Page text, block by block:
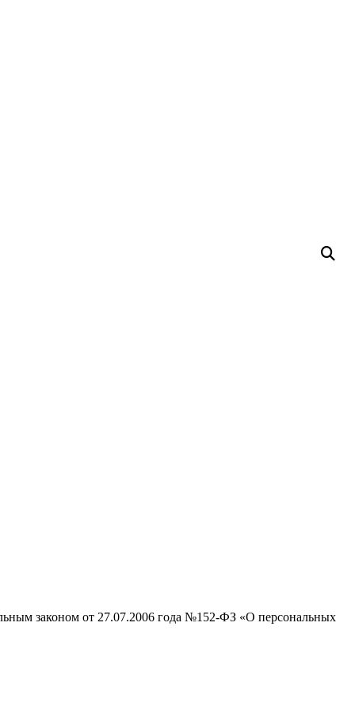
законом от 27.07.2006 года №152-ФЗ «О персональных